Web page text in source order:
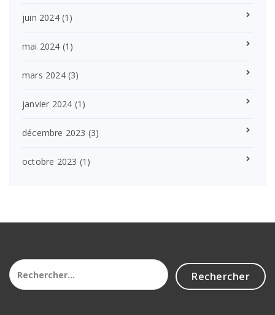
juin 2024(1)
mai 2024 (1)
mars 2024(3)
janvier 2024 (1)
décembre 2023 (3)
octobre 2023 (1)
Rechercher :